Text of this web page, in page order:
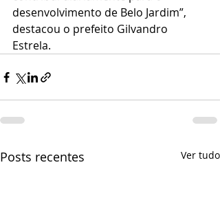
desenvolvimento de Belo Jardim”,
destacou o prefeito Gilvandro
Estrela.
Posts recentes Ver tudo